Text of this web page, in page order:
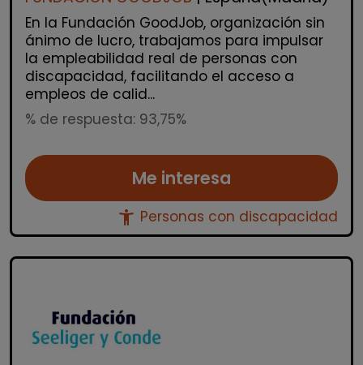
En la Fundación GoodJob, organización sin
ánimo de lucro, trabajamos para impulsar
la empleabilidad real de personas con
discapacidad, facilitando el acceso a
empleos de calid...
% de respuesta: 93,75%
Me interesa
accessibility_new Personas con discapacidad